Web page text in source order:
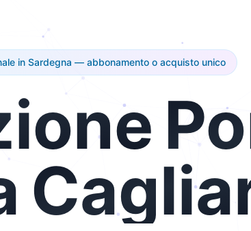
in Sardegna — abbonamento o acquisto unico